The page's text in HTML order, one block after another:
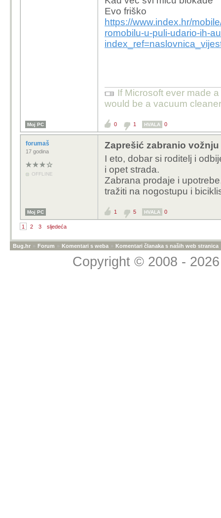
Propisi nisu jači od
voziti romobil koji
Evo friško
https://www.index.hr/
romobilu-u-puli-udario-ih-
If Microsoft ever made
would be a vacuum
Moj PC 0 1 HVALA 0
forumaš
17 godina
OFFLINE
Zaprešić zabranio
I eto, dobar si roditelj i
i opet strada.
Zabrana prodaje i
tražiti na nogostupu i
Moj PC 1 5 HVALA 0
1 2 3 sljedeća
Bug.hr » Forum » Komentari s weba » Komentari članaka s naših web stranica
Copyright © 2008 -